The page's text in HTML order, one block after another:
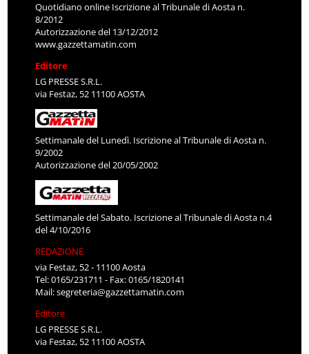
Quotidiano online Iscrizione al Tribunale di Aosta n.
8/2012
Autorizzazione del 13/12/2012
www.gazzettamatin.com
Editore
LG PRESSE S.R.L.
via Festaz, 52 11100 AOSTA
Settimanale del Lunedì. Iscrizione al Tribunale di Aosta n.
9/2002
Autorizzazione del 20/05/2002
Settimanale del Sabato. Iscrizione al Tribunale di Aosta n.4
del 4/10/2016
REDAZIONE
via Festaz, 52 - 11100 Aosta
Tel: 0165/231711 - Fax: 0165/1820141
Mail:segreteria@gazzettamatin.com
Editore
LG PRESSE S.R.L.
via Festaz, 52 11100 AOSTA